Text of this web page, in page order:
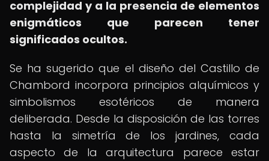
complejidad y a la presencia de elementos
enigmáticos que parecen tener
significados ocultos.
Se ha sugerido que el diseño del Castillo de
Chambord incorpora principios alquímicos y
simbolismos esotéricos de manera
deliberada. Desde la disposición de las torres
hasta la simetría de los jardines, cada
aspecto de la arquitectura parece estar